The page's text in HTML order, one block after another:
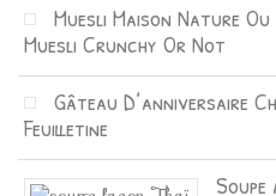
Muesli Maison Nature
Muesli Crunchy Or Not
Gâteau D’anniversaire
Feuilletine